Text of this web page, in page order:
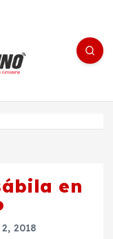
noticias/editorial
en
2018